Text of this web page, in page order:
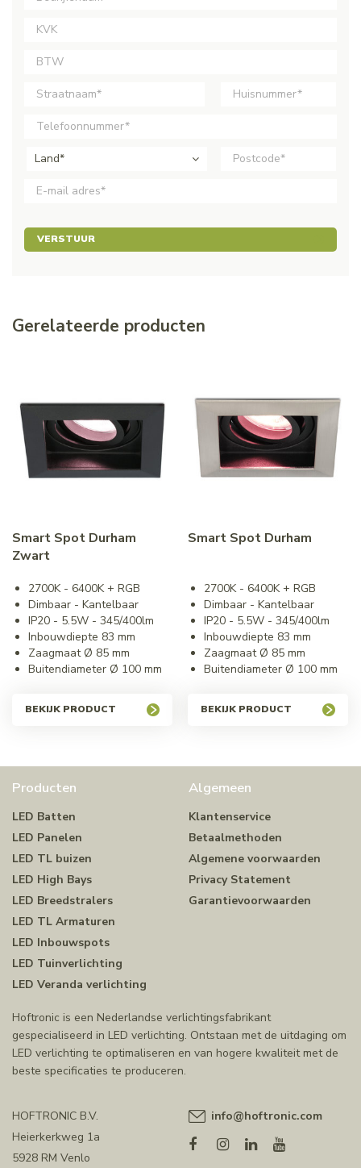
Land*
VERSTUUR
Gerelateerde producten
Smart Spot Durham
Zwart
2700K - 6400K + RGB
Dimbaar - Kantelbaar
IP20 - 5.5W - 345/400lm
Inbouwdiepte 83 mm
Zaagmaat Ø 85 mm
Buitendiameter Ø 100 mm
BEKIJK PRODUCT
Smart Spot Durham
2700K - 6400K + RGB
Dimbaar - Kantelbaar
IP20 - 5.5W - 345/400lm
Inbouwdiepte 83 mm
Zaagmaat Ø 85 mm
Buitendiameter Ø 100 mm
BEKIJK PRODUCT
Producten
LED Batten
LED Panelen
LED TL buizen
LED High Bays
LED Breedstralers
LED TL Armaturen
LED Inbouwspots
LED Tuinverlichting
LED Veranda verlichting
Algemeen
Klantenservice
Betaalmethoden
Algemene voorwaarden
Privacy Statement
Garantievoorwaarden
Hoftronic is een Nederlandse verlichtingsfabrikant
gespecialiseerd in LED verlichting. Ontstaan met de uitdaging om
LED verlichting te optimaliseren en van hogere kwaliteit met de
beste specificaties te produceren.
HOFTRONIC B.V.
Heierkerkweg 1a
5928 RM Venlo
info@hoftronic.com